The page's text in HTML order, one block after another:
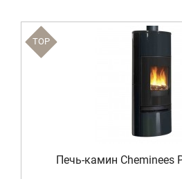
TOP
Печь-камин Cheminees